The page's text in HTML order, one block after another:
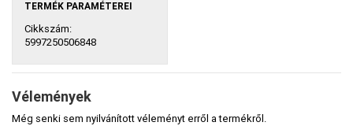
TERMÉK PARAMÉTEREI
Cikkszám:
5997250506848
Vélemények
Még senki sem nyilvánított véleményt erről a termékről.